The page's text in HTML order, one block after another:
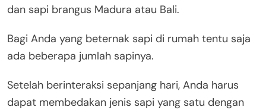
dan sapi brangus Madura atau Bali.
Bagi Anda yang beternak sapi di rumah tentu saja
ada beberapa jumlah sapinya.
Setelah berinteraksi sepanjang hari, Anda harus
dapat membedakan jenis sapi yang satu dengan